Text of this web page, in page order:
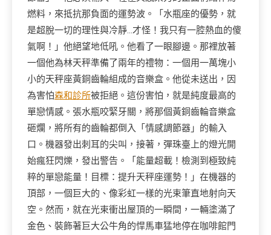
燃料，來抵抗那負面的運勢波。「水瓶座的優勢，就
是超脫一切的理性與冷靜…才怪！我只有一腔熱血的傻
氣啊！」他絕望地低吼。他看了一眼腳邊。那裡放著
一個他為林天秤準備了兩年的禮物：一個用一萬塊小
小的天秤座黃銅齒輪組成的音樂盒。他從未送出，因
為害怕森和診所被拒絕。這份害怕，就是純度最高的
單戀情感。張水瓶咬緊牙關，將那個黃銅齒輪音樂盒
砸爛，將所有的齒輪都倒入「情感調節器」的輸入
口。機器發出刺耳的尖叫，接著，彈珠臺上的燈光開
始瘋狂閃爍，發出警告。「能量超載！檢測到極致純
粹的單戀能量！目標：提升天秤座運勢！」在機器的
頂部，一個巨大的、像彩虹一樣的光束筆直地射向天
空。然而，就在光束衝出屋頂的一瞬間，一輛塗滿了
金色、裝飾著巨大公牛角的悍馬車猛地停在咖啡館門